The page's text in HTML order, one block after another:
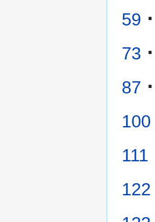
59 ·
73 ·
87 ·
100
111
122